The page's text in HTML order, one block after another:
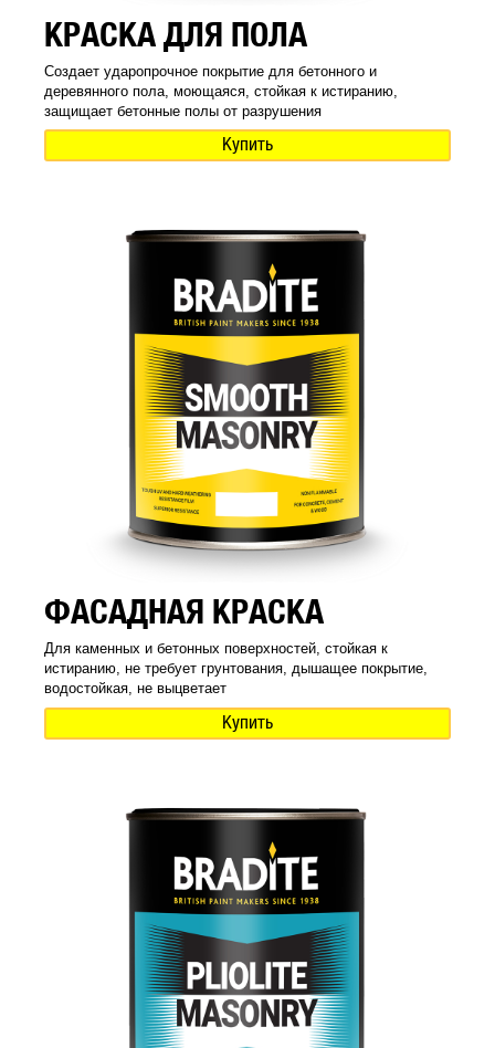
КРАСКА ДЛЯ ПОЛА
Создает ударопрочное покрытие для бетонного и
деревянного пола, моющаяся, стойкая к истиранию,
защищает бетонные полы от разрушения
Купить
ФАСАДНАЯ КРАСКА
Для каменных и бетонных поверхностей, стойкая к
истиранию, не требует грунтования, дышащее покрытие,
водостойкая, не выцветает
Купить